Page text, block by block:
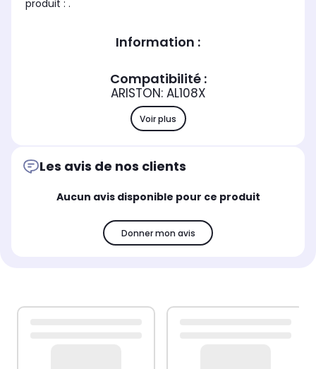
produit : .
Information :
Compatibilité :
ARISTON: AL108X
Voir plus
Les avis de nos clients
Aucun avis disponible pour ce produit
Donner mon avis